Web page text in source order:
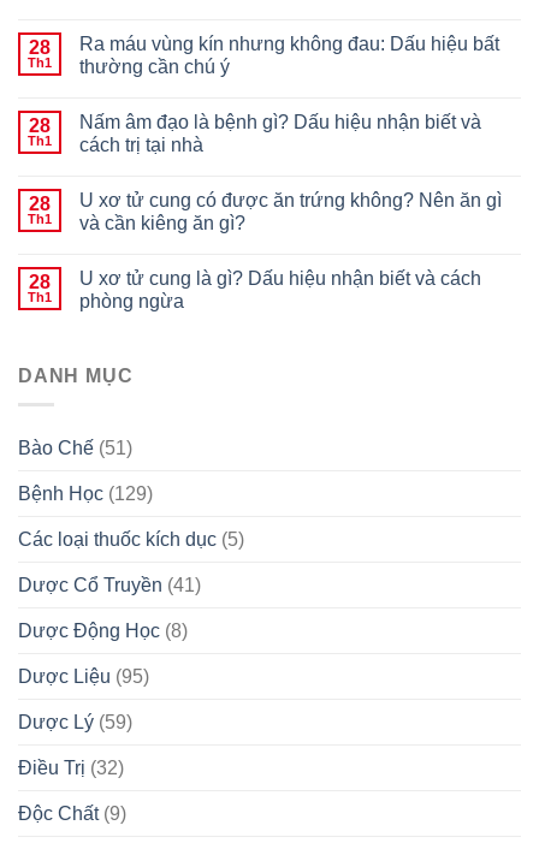
28
Th1
Ra máu vùng kín nhưng không đau: Dấu hiệu bất
thường cần chú ý
28
Th1
Nấm âm đạo là bệnh gì? Dấu hiệu nhận biết và
cách trị tại nhà
28
Th1
U xơ tử cung có được ăn trứng không? Nên ăn gì
và cần kiêng ăn gì?
28
Th1
U xơ tử cung là gì? Dấu hiệu nhận biết và cách
phòng ngừa
DANH MỤC
Bào Chế (51)
Bệnh Học (129)
Các loại thuốc kích dục (5)
Dược Cổ Truyền (41)
Dược Động Học (8)
Dược Liệu (95)
Dược Lý (59)
Điều Trị (32)
Độc Chất(9)